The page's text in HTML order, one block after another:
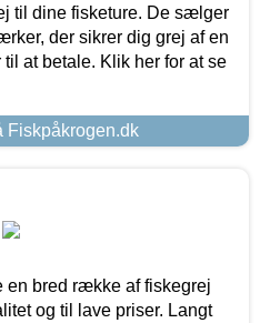
til dine fisketure. De sælger
der sikrer dig grej af en
at betale. Klik her for at se
Fiskpåkrogen.dk
en bred række af fiskegrej
og til lave priser. Langt